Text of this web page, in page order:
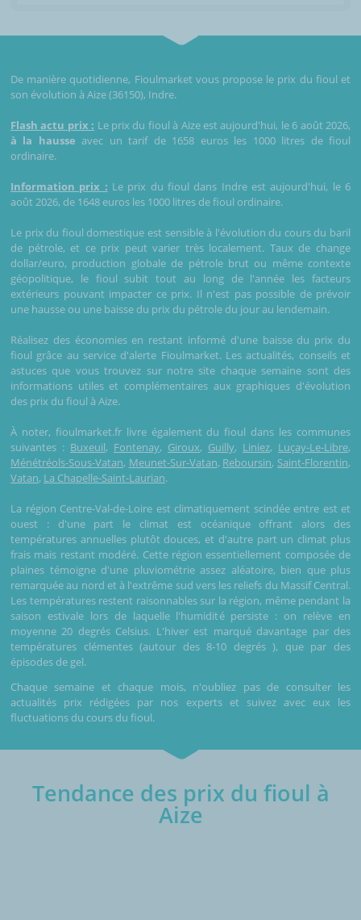
De manière quotidienne, Fioulmarket vous propose le prix du fioul et
son évolution à Aize (36150), Indre.
Flash actu prix : Le prix du fioul à Aize est aujourd'hui, le 6 août 2026,
à la hausse avec un tarif de 1658 euros les 1000 litres de fioul
ordinaire.
Information prix : Le prix du fioul dans Indre est aujourd'hui, le 6
août 2026, de 1648 euros les 1000 litres de fioul ordinaire.
Le prix du fioul domestique est sensible à l'évolution du cours du baril
de pétrole, et ce prix peut varier très localement. Taux de change
dollar/euro, production globale de pétrole brut ou même contexte
géopolitique, le fioul subit tout au long de l'année les facteurs
extérieurs pouvant impacter ce prix. Il n'est pas possible de prévoir
une hausse ou une baisse du prix du pétrole du jour au lendemain.
Réalisez des économies en restant informé d'une baisse du prix du
fioul grâce au service d'alerte Fioulmarket. Les actualités, conseils et
astuces que vous trouvez sur notre site chaque semaine sont des
informations utiles et complémentaires aux graphiques d'évolution
des prix du fioul à Aize.
À noter, fioulmarket.fr livre également du fioul dans les communes
suivantes : Buxeuil, Fontenay, Giroux, Guilly, Liniez, Luçay-Le-Libre,
Ménétréols-Sous-Vatan, Meunet-Sur-Vatan, Reboursin, Saint-Florentin,
Vatan, La Chapelle-Saint-Laurian.
La région Centre-Val-de-Loire est climatiquement scindée entre est et
ouest : d'une part le climat est océanique offrant alors des
températures annuelles plutôt douces, et d'autre part un climat plus
frais mais restant modéré. Cette région essentiellement composée de
plaines témoigne d'une pluviométrie assez aléatoire, bien que plus
remarquée au nord et à l'extrême sud vers les reliefs du Massif Central.
Les températures restent raisonnables sur la région, même pendant la
saison estivale lors de laquelle l'humidité persiste : on relève en
moyenne 20 degrés Celsius. L'hiver est marqué davantage par des
températures clémentes (autour des 8-10 degrés ), que par des
épisodes de gel.
Chaque semaine et chaque mois, n'oubliez pas de consulter les
actualités prix rédigées par nos experts et suivez avec eux les
fluctuations du cours du fioul.
Tendance des prix du fioul à
Aize